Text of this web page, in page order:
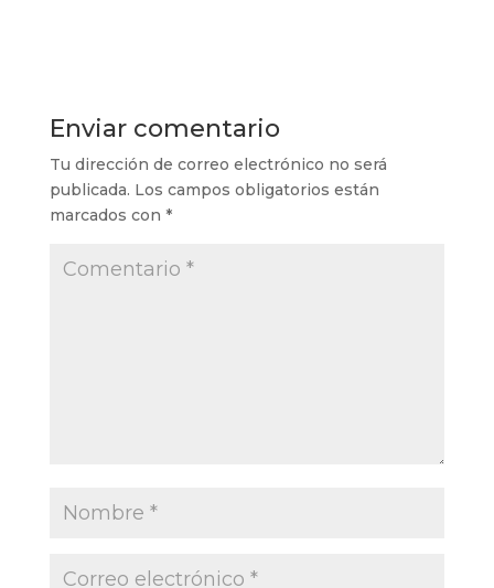
Enviar comentario
Tu dirección de correo electrónico no será
publicada. Los campos obligatorios están
marcados con *